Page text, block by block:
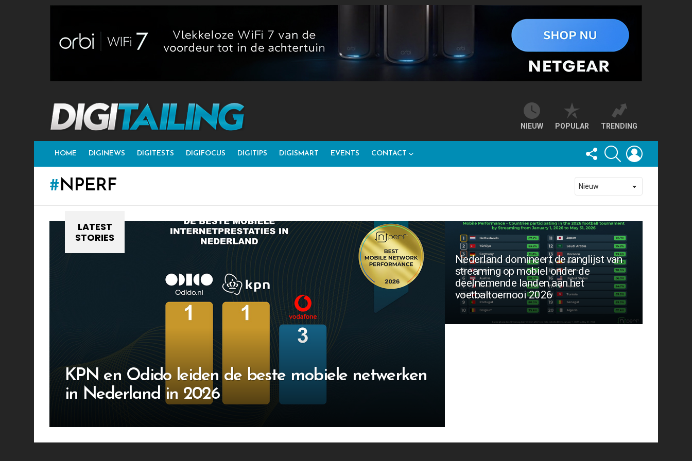
NIEUW POPULAR TRENDING
HOME DIGINEWS DIGITESTS DIGIFOCUS DIGITIPS DIGISMART EVENTS CONTACT
FOLLOW
US
SEARCH
NPERF
LATEST
STORIES
KPN en Odido leiden de beste mobiele netwerken
in Nederland in 2026
Nederland domineert de ranglijst van
streaming op mobiel onder de
deelnemende landen aan het
voetbaltoernooi 2026